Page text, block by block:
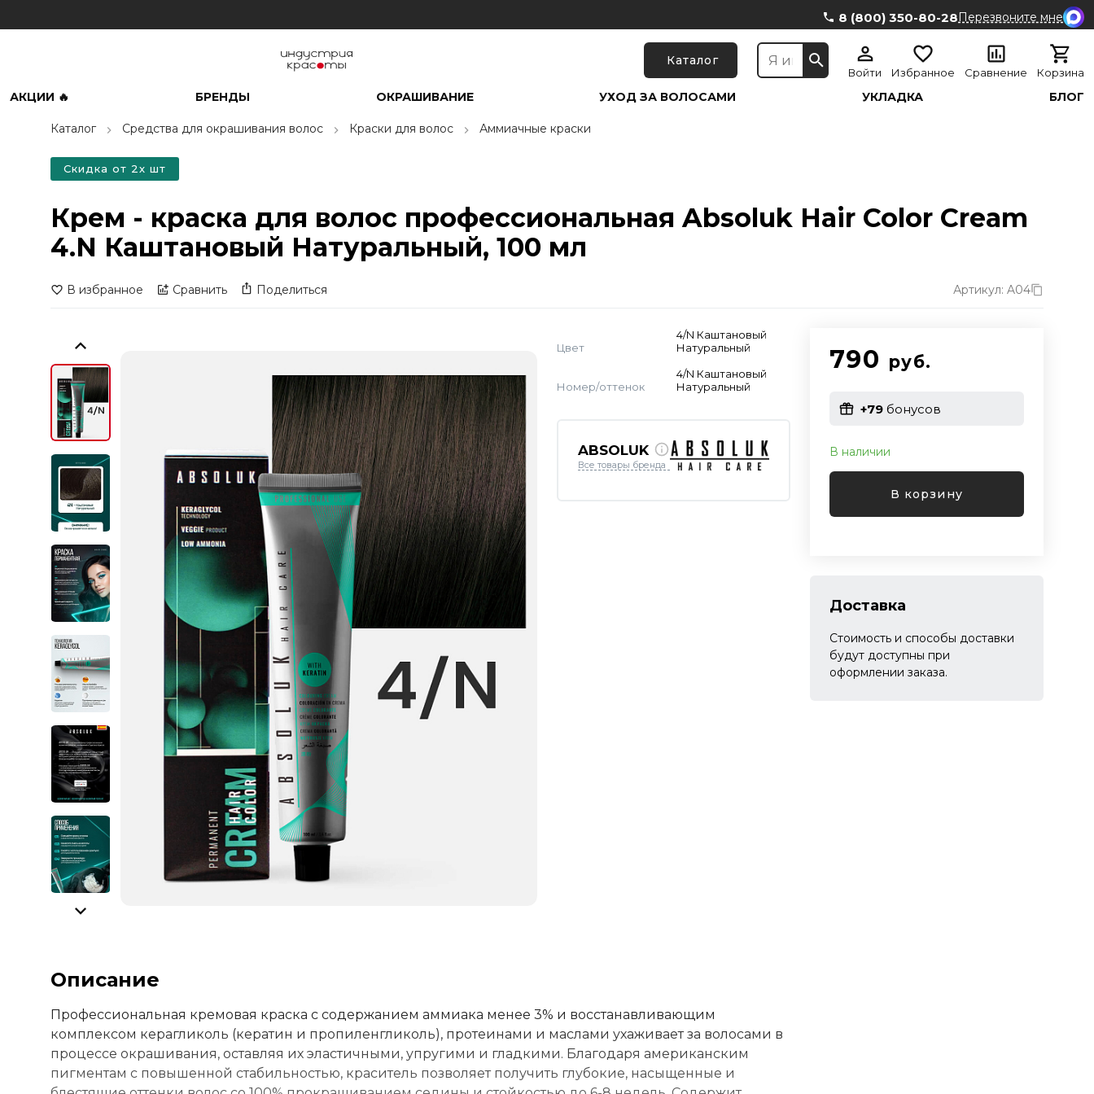
8 (800) 350-80-28Перезвоните мне
Каталог
Войти Избранное Сравнение Корзина
АКЦИИ 🔥 БРЕНДЫ ОКРАШИВАНИЕ УХОД ЗА ВОЛОСАМИ УКЛАДКА БЛОГ
Каталог Средства для окрашивания волос Краски для волос Аммиачные краски
Скидка от 2х шт
Крем - краска для волос профессиональная Absoluk Hair Color Cream
4.N Каштановый Натуральный, 100 мл
В избранное Сравнить Поделиться Артикул: A04
Цвет
4/N Каштановый
Натуральный
Номер/оттенок
4/N Каштановый
Натуральный
ABSOLUK
Все товары бренда
790 руб.
+79бонусов
В наличии
В корзину
Доставка
Стоимость и способы доставки
будут доступны при
оформлении заказа.
Описание
Профессиональная кремовая краска с содержанием аммиака менее 3% и восстанавливающим
комплексом керагликоль (кератин и пропиленгликоль), протеинами и маслами ухаживает за волосами в
процессе окрашивания, оставляя их эластичными, упругими и гладкими. Благодаря американским
пигментам с повышенной стабильностью, краситель позволяет получить глубокие, насыщенные и